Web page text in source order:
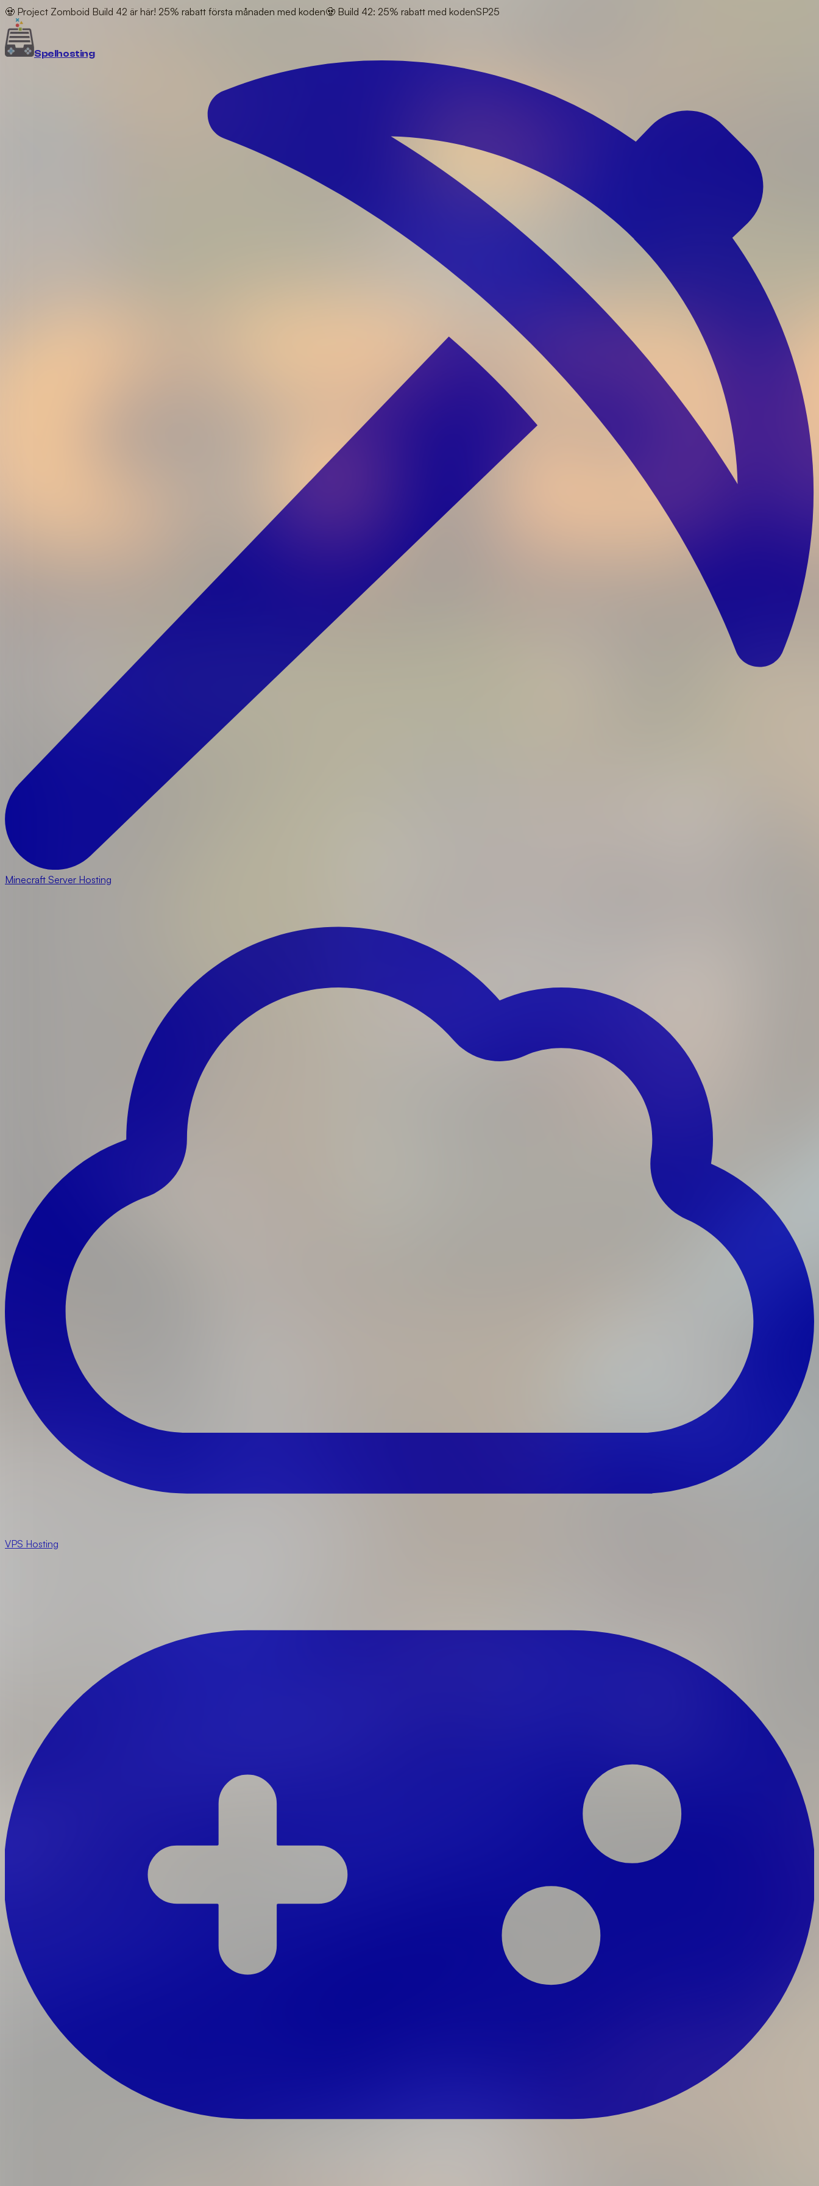
🧟 Project Zomboid Build 42 är här! 25% rabatt första månaden med koden🧟 Build 42: 25% rabatt med kodenSP25
Spelhosting
Minecraft Server Hosting
VPS Hosting